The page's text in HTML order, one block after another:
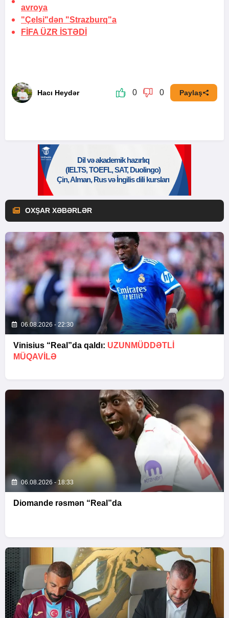
avroya
"Çelsi"dən "Strazburq"a
FİFA ÜZR İSTƏDİ
Hacı Heydər 0 0 Paylaş
OXŞAR XƏBƏRLƏR
06.08.2026 - 22:30
Vinisius “Real”da qaldı: UZUNMÜDDƏTLİ
MÜQAVİLƏ
06.08.2026 - 18:33
Diomande rəsmən “Real”da